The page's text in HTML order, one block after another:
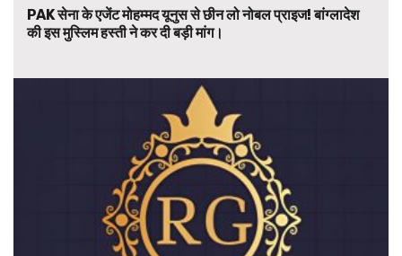
PAK सेना के एजेंट मोहम्मद यूनुस से छीन लो नोबल प्राइज! बांग्लादेश
की इस मुस्लिम हस्ती ने कर दी बड़ी मांग।